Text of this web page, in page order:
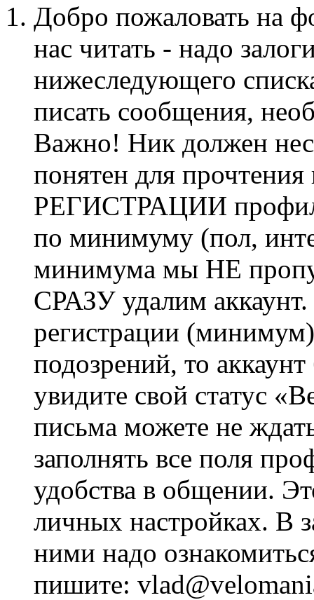
Добро пожаловать на
нас читать - надо
нижеследующего
писать сообщения,
Важно! Ник должен
понятен для
РЕГИСТРАЦИИ профиль
по минимуму (пол,
минимума мы НЕ
СРАЗУ удалим
регистрации
подозрений, то
увидите свой статус
письма можете не
заполнять все поля
удобства в общении.
личных настройках. В
ними надо
пишите: